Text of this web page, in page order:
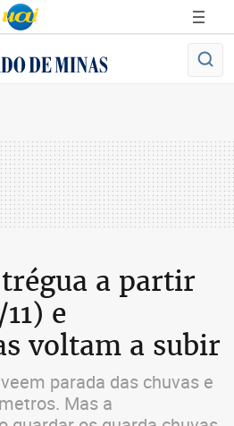
a partir
e
voltam a subir
parada das chuvas e
Mas a